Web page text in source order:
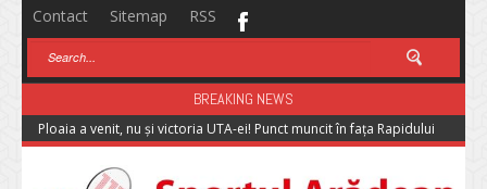
Contact Sitemap RSS
BREAKING NEWS
Ploaia a venit, nu și victoria UTA-ei! Punct muncit în fața Rapidului